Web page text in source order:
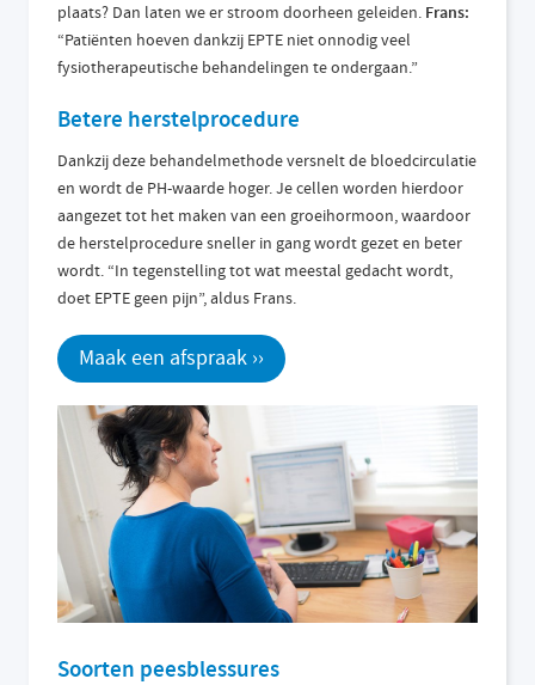
plaats? Dan laten we er stroom doorheen geleiden. Frans:
“Patiënten hoeven dankzij EPTE niet onnodig veel
fysiotherapeutische behandelingen te ondergaan.”
Betere herstelprocedure
Dankzij deze behandelmethode versnelt de bloedcirculatie
en wordt de PH-waarde hoger. Je cellen worden hierdoor
aangezet tot het maken van een groeihormoon, waardoor
de herstelprocedure sneller in gang wordt gezet en beter
wordt. “In tegenstelling tot wat meestal gedacht wordt,
doet EPTE geen pijn”, aldus Frans.
Maak een afspraak ››
Soorten peesblessures